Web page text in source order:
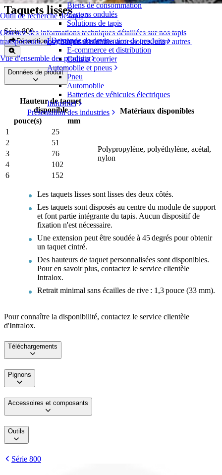
Outil de recherche de tapis
Obtenez des informations techniques détaillées sur nos tapis
transporteurs, nos composants et nos accessoires, entre autres
Vue d'ensemble des produits
Biens de consommation
Cartons ondulés
Solutions de tapis
Logistique et manutention de produits
E-commerce et distribution
Colis et courrier
Automobile et pneus
Pneu
Automobile
Batteries de véhicules électriques
Industriel
Présentation des industries
Taquets lisses
Série 800
Répartition Demande de devis
Données de produit
Hauteur de taquet
disponible
Matériaux disponibles
pouce(s)
mm
1
25
Polypropylène, polyéthylène, acétal,
nylon
2
51
3
76
4
102
6
152
Les taquets lisses sont lisses des deux côtés.
Les taquets sont disposés au centre du module de support
et font partie intégrante du tapis. Aucun dispositif de
fixation n'est nécessaire.
Une extension peut être soudée à 45 degrés pour obtenir
un taquet cintré.
Des hauteurs de taquet personnalisées sont disponibles.
Pour en savoir plus, contactez le service clientèle
Intralox.
Retrait minimal sans écailles de rive : 1,3 pouce (33 mm).
Pour connaître la disponibilité, contactez le service clientèle
d'Intralox.
Téléchargements
Pignons
Accessoires et composants
Outils
Série 800